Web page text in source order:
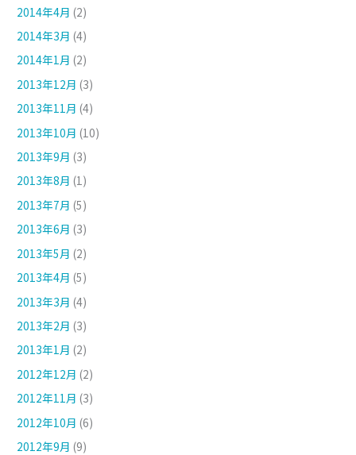
2014年4月 (2)
2014年3月 (4)
2014年1月 (2)
2013年12月 (3)
2013年11月 (4)
2013年10月 (10)
2013年9月 (3)
2013年8月 (1)
2013年7月 (5)
2013年6月 (3)
2013年5月 (2)
2013年4月 (5)
2013年3月 (4)
2013年2月 (3)
2013年1月 (2)
2012年12月 (2)
2012年11月 (3)
2012年10月 (6)
2012年9月 (9)